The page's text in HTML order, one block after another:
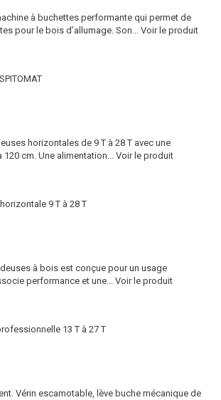
à buchettes performante qui permet de
pour le bois d’allumage. Son... Voir le produit
horizontales de 9 T à 28 T avec une
120 cm. Une alimentation... Voir le produit
9 T à 28 T
à bois est conçue pour un usage
performance et une... Voir le produit
13 T à 27 T
Vérin escamotable, lève buche mécanique de